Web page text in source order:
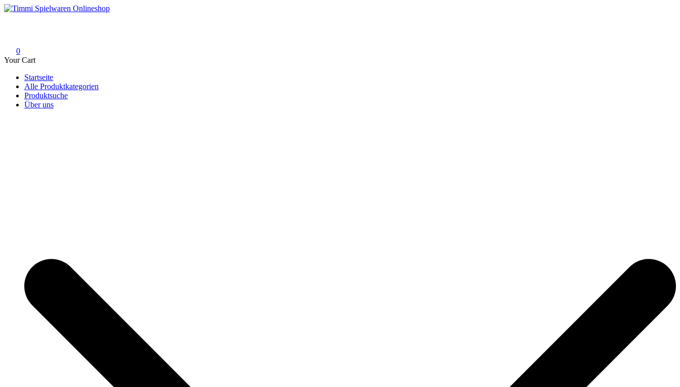
Skip
0
Your Cart
Startseite
Alle Produktkategorien
Produktsuche
Über uns